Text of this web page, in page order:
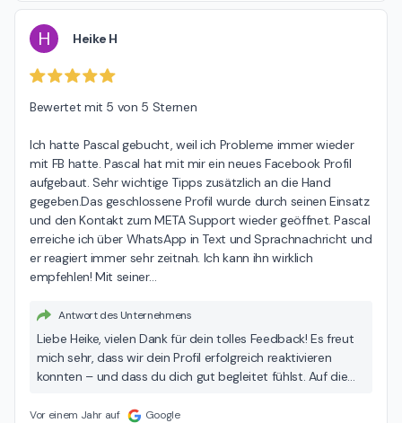
H Heike H
Bewertet mit 5 von 5 Sternen
Ich hatte Pascal gebucht, weil ich Probleme immer wieder
mit FB hatte. Pascal hat mit mir ein neues Facebook Profil
aufgebaut. Sehr wichtige Tipps zusätzlich an die Hand
gegeben.Das geschlossene Profil wurde durch seinen Einsatz
und den Kontakt zum META Support wieder geöffnet. Pascal
erreiche ich über WhatsApp in Text und Sprachnachricht und
er reagiert immer sehr zeitnah. Ich kann ihn wirklich
empfehlen! Mit seiner…
Antwort des Unternehmens
Liebe Heike, vielen Dank für dein tolles Feedback! Es freut
mich sehr, dass wir dein Profil erfolgreich reaktivieren
konnten – und dass du dich gut begleitet fühlst. Auf die
Pascal
Vor einem Jahr auf Google